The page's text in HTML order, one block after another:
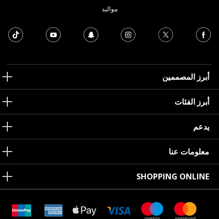
مواليد
أبرز المصممين
أبرز الفئات
يدعم
معلومات عنا
SHOPPING ONLINE